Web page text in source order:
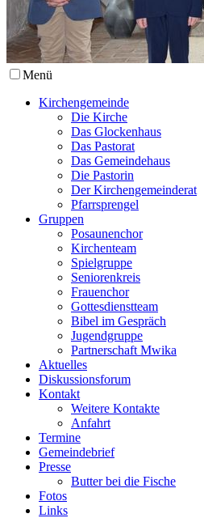
Menü
Kirchengemeinde
Die Kirche
Das Glockenhaus
Das Pastorat
Das Gemeindehaus
Die Pastorin
Der Kirchengemeinderat
Pfarrsprengel
Gruppen
Posaunenchor
Kirchenteam
Spielgruppe
Seniorenkreis
Frauenchor
Gottesdienstteam
Bibel im Gespräch
Jugendgruppe
Partnerschaft Mwika
Aktuelles
Diskussionsforum
Kontakt
Weitere Kontakte
Anfahrt
Termine
Gemeindebrief
Presse
Butter bei die Fische
Fotos
Links